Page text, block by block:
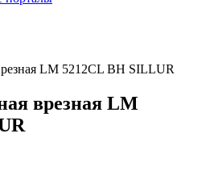
LM 5212CL BH SILLUR
врезная LM